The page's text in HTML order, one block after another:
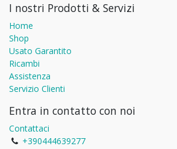
I nostri Prodotti & Servizi
Home
Shop
Usato Garantito
Ricambi
Assistenza
Servizio Clienti
Entra in contatto con noi
Contattaci
+390444639277